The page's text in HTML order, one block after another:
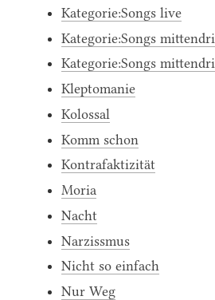
Kategorie:Songs live
Kategorie:Songs
Kategorie:Songs
Kleptomanie
Kolossal
Komm schon
Kontrafaktizität
Moria
Nacht
Narzissmus
Nicht so einfach
Nur Weg